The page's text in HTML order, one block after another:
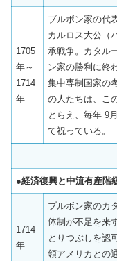
1705
年～
1714
年
ブルボン家の代
カルロス大公（
承戦争。カタル
ン家の勝利に終
集中専制国家の
の人たちは、こ
とらえ、毎年 9
て祝っている。
●経済復興と中流有産階
1714
年
ブルボン家のカ
体制が不足を来
とりつぶしを認
領アメリカとの